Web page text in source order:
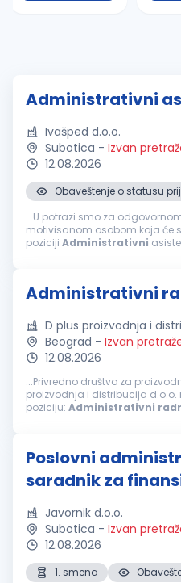
Administrativni
Ivašped d.o.o.
Subotica - Izvan
12.08.2026
Obaveštenje o statusu
...U potrazi smo za
motivisanom osobom koja će
poziciji Administrativni
Administrativni
D plus proizvodnja i
Beograd - Izvan
12.08.2026
...Privredno društvo za
proizvodnja i distribucija d.o.o.
poziciju: Administrativni
Poslovni
saradnik za
Javornik d.o.o.
Subotica - Izvan
12.08.2026
1. smena